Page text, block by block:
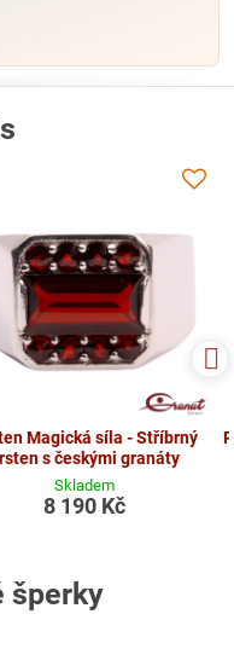
Magická síla - Stříbrný
s českými granáty
Skladem
8 190 Kč
šperky